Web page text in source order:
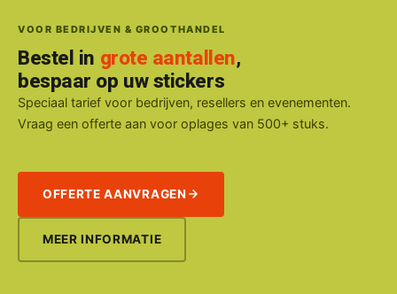
VOOR BEDRIJVEN & GROOTHANDEL
Bestel in grote aantallen,
bespaar op uw stickers
Speciaal tarief voor bedrijven, resellers en evenementen.
Vraag een offerte aan voor oplages van 500+ stuks.
OFFERTE AANVRAGEN
MEER INFORMATIE